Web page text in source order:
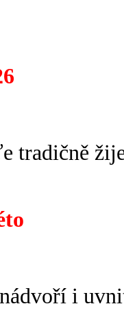
tradičně
i